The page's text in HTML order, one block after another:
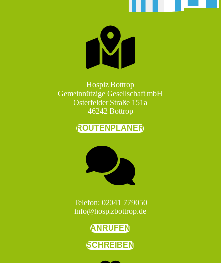
Hospiz Bottrop
Gemeinnützige Gesellschaft mbH
Osterfelder Straße 151a
46242 Bottrop
ROUTENPLANER
Telefon: 02041 779050
info@hospizbottrop.de
ANRUFEN
SCHREIBEN